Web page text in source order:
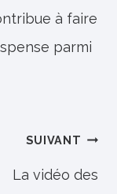
à faire
parmi
SUIVANT
La vidéo des